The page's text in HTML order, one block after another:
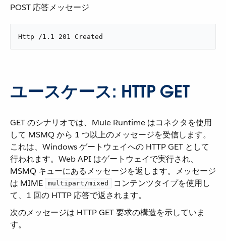
POST 応答メッセージ
Http /1.1 201 Created
ユースケース: HTTP GET
GET のシナリオでは、Mule Runtime はコネクタを使用
して MSMQ から 1 つ以上のメッセージを受信します。
これは、Windows ゲートウェイへの HTTP GET として
行われます。Web API はゲートウェイで実行され、
MSMQ キューにあるメッセージを返します。メッセージ
は MIME ​
multipart/mixed
​ コンテンツタイプを使用し
て、1 回の HTTP 応答で返されます。
次のメッセージは HTTP GET 要求の構造を示していま
す。